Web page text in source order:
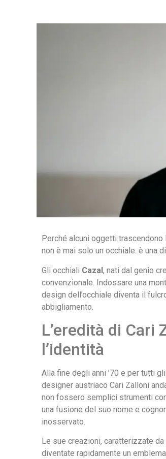
Perché alcuni oggetti
non è mai solo un occhiale: è una
Gli occhiali Cazal, nati dal genio
convenzionale. Indossare una
design dell’occhiale diventa il
abbigliamento.
L’eredità di Cari
l’identità
Alla fine degli anni ’70 e per tutti
designer austriaco Cari Zalloni
non fossero semplici strumenti
una fusione del suo nome e
inosservato.
Le sue creazioni, caratterizzate
diventate rapidamente un